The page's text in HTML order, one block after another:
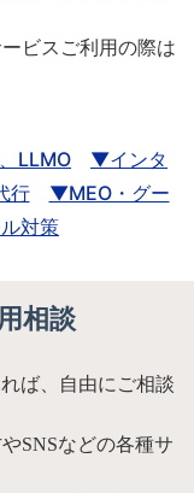
ビスご利用の際は
LLMO
▼インタ
行
▼MEO・グー
対策
相談
ば、自由にご相談
SNSなどの各種サ